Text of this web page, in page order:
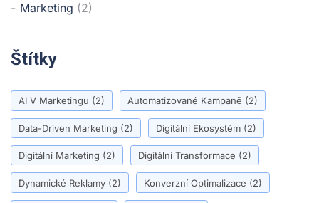
Marketing (2)
Štítky
AI V Marketingu (2) Automatizované Kampaně (2)
Data-Driven Marketing (2) Digitální Ekosystém (2)
Digitální Marketing (2) Digitální Transformace (2)
Dynamické Reklamy (2) Konverzní Optimalizace (2)